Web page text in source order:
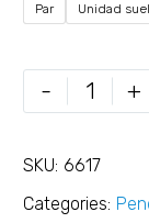
Par Unidad
- +
SKU: 6617
Categories: